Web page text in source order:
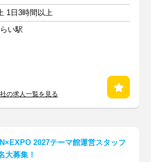
1日3時間以上
い駅
の求人一覧を見る
2027テーマ館運営スタッフ
大募集！